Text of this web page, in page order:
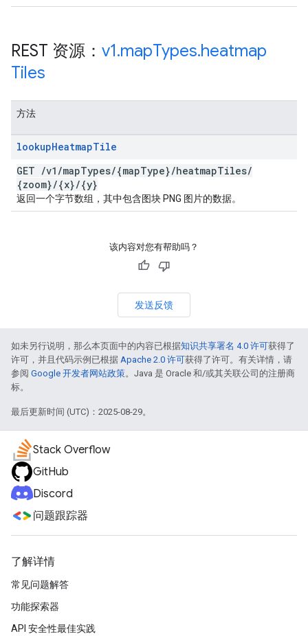
REST 资源： v1.mapTypes.heatmap
Tiles
方法
lookupHeatmapTile
GET /v1 /mapTypes/{mapType}/heatmapTiles/
{zoom}/{x}/{y}
返回一个字节数组，其中包含图块 PNG 图片的数据。
该内容对您有帮助吗？
发送反馈
如未另行说明，那么本页面中的内容已根据知识共享署名 4.0 许可获得了
许可，并且代码示例已根据 Apache 2.0 许可获得了许可。有关详情，请
参阅 Google 开发者网站政策。Java 是 Oracle 和/或其关联公司的注册商
标。
最后更新时间 (UTC)：2025-08-29。
Stack Overflow
GitHub
Discord
问题跟踪器
了解详情
常见问题解答
功能探索器
API 安全性最佳实践